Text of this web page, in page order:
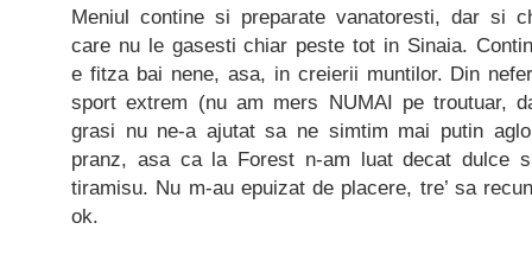
Meniul contine si preparate vanatoresti, dar si
care nu le gasesti chiar peste tot in Sinaia.
e fitza bai nene, asa, in creierii muntilor. Din
sport extrem (nu am mers NUMAI pe troutuar,
grasi nu ne-a ajutat sa ne simtim mai putin
pranz, asa ca la Forest n-am luat decat dulce
tiramisu. Nu m-au epuizat de placere, tre’ sa
ok.